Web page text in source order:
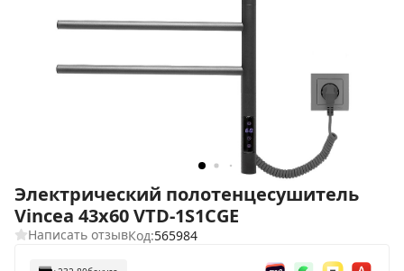
Электрический полотенцесушитель
Vincea 43х60 VTD-1S1CGE
Написать отзывКод:565984